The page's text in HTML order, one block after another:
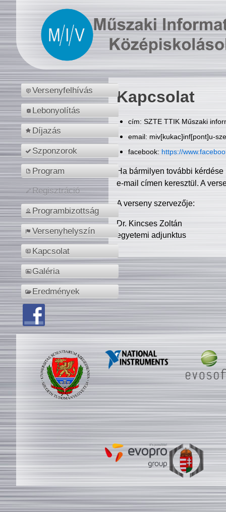
Versenyfelhívás
Lebonyolítás
Díjazás
Szponzorok
Program
Regisztráció
Programbizottság
Versenyhelyszín
Kapcsolat
Galéria
Eredmények
Kapcsolat
cím: SZTE TTIK Műszaki
email: miv[kukac]inf[pont]u-
facebook: https://
Ha bármilyen további
e-mail címen keresztül. A
A verseny szervezője:
Dr. Kincses Zoltán
egyetemi adjunktus